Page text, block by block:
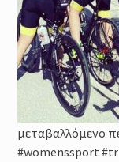
μεταβαλλόμενο
#womenssport